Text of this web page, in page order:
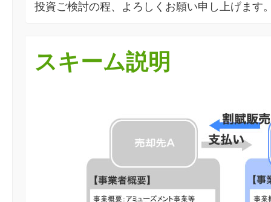
投資ご検討の程、よろしくお願い申し上げます
スキーム説明